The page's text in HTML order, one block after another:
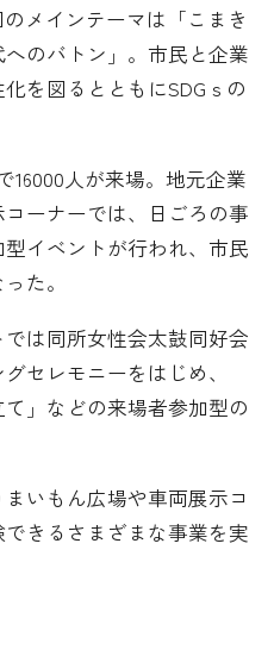
貿易証明
報
ス
年宣言
メインテーマは「こまき
のバトン」。市民と企業
を図るとともにSDGｓの
人が来場。地元企業
ーナーでは、日ごろの事
イベントが行われ、市民
た。
は同所女性会太鼓同好会
セレモニーをはじめ、
て」などの来場者参加型の
いもん広場や車両展示コ
きるさまざまな事業を実